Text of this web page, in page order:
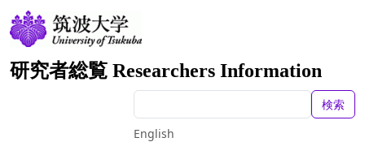
研究者総覧 Researchers Information
検索
English